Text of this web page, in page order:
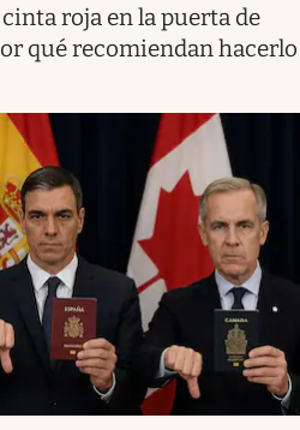
roja en la puerta de
qué recomiendan hacerlo